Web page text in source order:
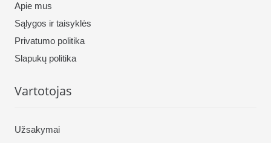
Apie mus
Sąlygos ir taisyklės
Privatumo politika
Slapukų politika
Vartotojas
Užsakymai